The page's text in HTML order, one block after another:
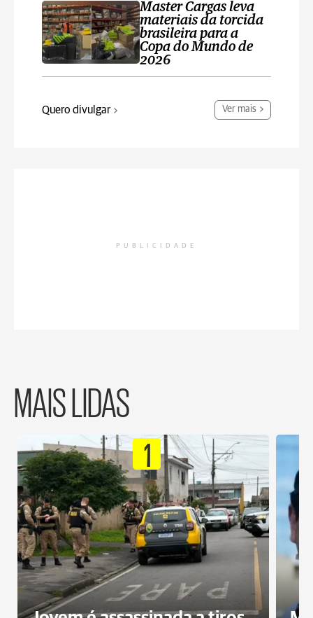
Master Cargas leva
materiais da torcida
brasileira para a
Copa do Mundo de
2026
Quero divulgar Ver mais
PUBLICIDADE
MAIS LIDAS
1